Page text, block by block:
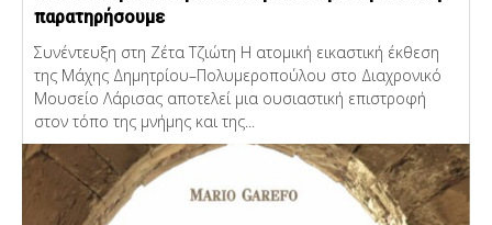
παρατηρήσουμε
Συνέντευξη στη Ζέτα Τζιώτη Η ατομική εικαστική έκθεση
της Μάχης Δημητρίου–Πολυμεροπούλου στο Διαχρονικό
Μουσείο Λάρισας αποτελεί μια ουσιαστική επιστροφή
στον τόπο της μνήμης και της...